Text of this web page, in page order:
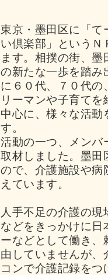
東京・墨田区に「て
い倶楽部」というＮ
ます。相撲の街、墨
の新たな一歩を踏み
に６０代、７０代の
リーマンや子育てを
中心に、様々な活動
す。
活動の一つ、メンバ
取材しました。墨田
ので、介護施設や病
えています。
人手不足の介護の
などをきっかけに日
ーなどとして働き、
由していませんが、
コンで介護記録を